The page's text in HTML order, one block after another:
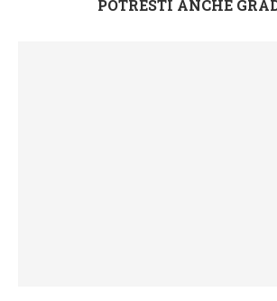
POTRESTI ANCHE